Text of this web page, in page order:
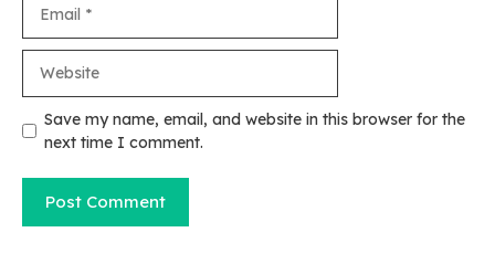
Save my name, email, and website in this browser for the
next time I comment.